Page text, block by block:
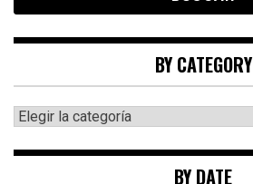
BY CATEGORY
By
category
BY DATE